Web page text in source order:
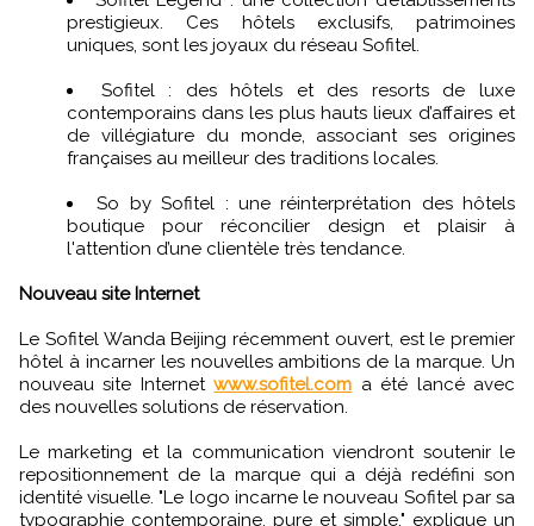
prestigieux. Ces hôtels exclusifs, patrimoines
uniques, sont les joyaux du réseau Sofitel.
Sofitel : des hôtels et des resorts de luxe
contemporains dans les plus hauts lieux d’affaires et
de villégiature du monde, associant ses origines
françaises au meilleur des traditions locales.
So by Sofitel : une réinterprétation des hôtels
boutique pour réconcilier design et plaisir à
l'attention d’une clientèle très tendance.
Nouveau site Internet
Le Sofitel Wanda Beijing récemment ouvert, est le premier
hôtel à incarner les nouvelles ambitions de la marque. Un
nouveau site Internetwww.sofitel.com a été lancé avec
des nouvelles solutions de réservation.
Le marketing et la communication viendront soutenir le
repositionnement de la marque qui a déjà redéfini son
identité visuelle. "Le logo incarne le nouveau Sofitel par sa
typographie contemporaine, pure et simple." explique un